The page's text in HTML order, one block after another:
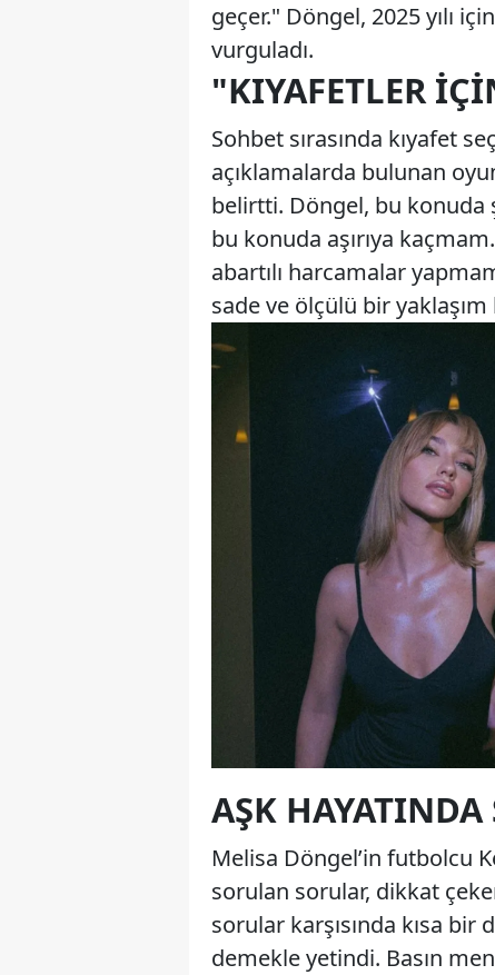
geçer." Döngel, 2025 yılı
vurguladı.
"KIYAFETLER
Sohbet sırasında kıyafet
açıklamalarda bulunan
belirtti. Döngel, bu konuda
bu konuda aşırıya
abartılı harcamalar
sade ve ölçülü bir
AŞK
Melisa Döngel’in futbolcu
sorulan sorular, dikkat
sorular karşısında kısa
demekle yetindi. Basın